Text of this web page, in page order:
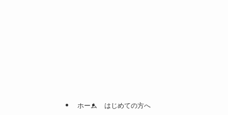
ホーム
はじめての方へ